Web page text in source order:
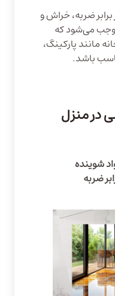
ضربه، خراش و
می‌شود که
مانند پارکینگ،
باشد.
در منزل
شوینده
ضربه